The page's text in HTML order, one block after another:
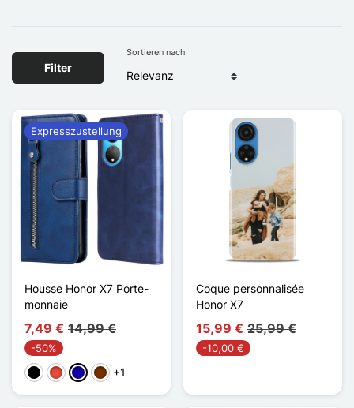
Filter
Sortieren nach
Housse Honor X7 Porte-
monnaie
7,49 € 14,99 €
-50%
Schwarz
Rot Dunkelblau
Kaffee
+1
Expresszustellung
Coque personnalisée
Honor X7
15,99 € 25,99 €
-10,00 €